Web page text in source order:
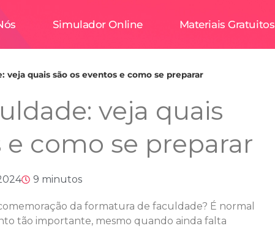
Simulador Online Materiais Gratuitos
veja quais são os eventos e como se preparar
veja quais
e como se preparar
9 minutos
da formatura de faculdade? É normal
tão importante, mesmo quando ainda falta